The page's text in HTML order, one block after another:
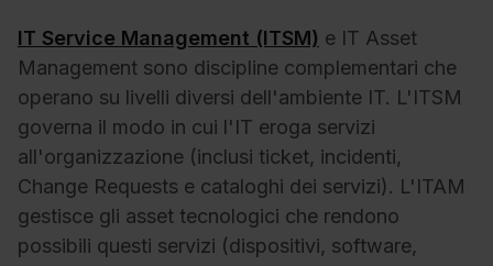
IT Service Management (ITSM) e IT Asset
Management sono discipline complementari che
operano su livelli diversi dell'ambiente IT. L'ITSM
governa il modo in cui l'IT eroga servizi
all'organizzazione (inclusi ticket, incidenti,
Change Requests e cataloghi dei servizi). L'ITAM
gestisce gli asset tecnologici che rendono
possibili questi servizi (dispositivi, software,